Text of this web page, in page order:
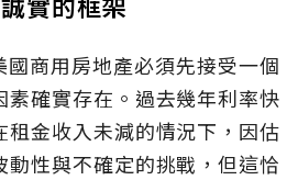
商用房地產必須先接受一個
素確實存在。過去幾年利率快
租金收入未減的情況下，因估
性與不確定的挑戰，但這恰